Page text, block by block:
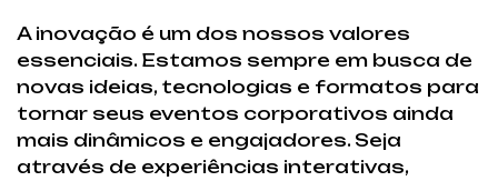
A inovação é um dos nossos valores
essenciais. Estamos sempre em busca de
novas ideias, tecnologias e formatos para
tornar seus eventos corporativos ainda
mais dinâmicos e engajadores. Seja
através de experiências interativas,